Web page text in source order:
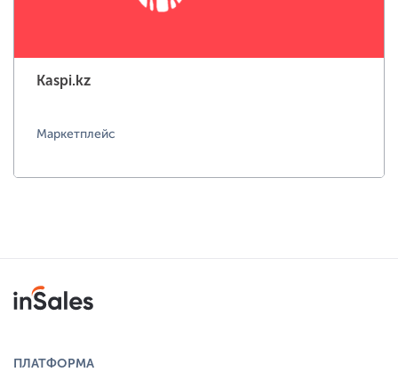
Kaspi.kz
Маркетплейс
ПЛАТФОРМА